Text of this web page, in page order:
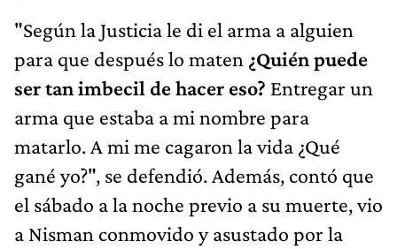
"Según la Justicia le di el arma a alguien
para que después lo maten ¿Quién puede
ser tan imbecil de hacer eso? Entregar un
arma que estaba a mi nombre para
matarlo. A mi me cagaron la vida ¿Qué
gané yo?", se defendió. Además, contó que
el sábado a la noche previo a su muerte, vio
a Nisman conmovido y asustado por la